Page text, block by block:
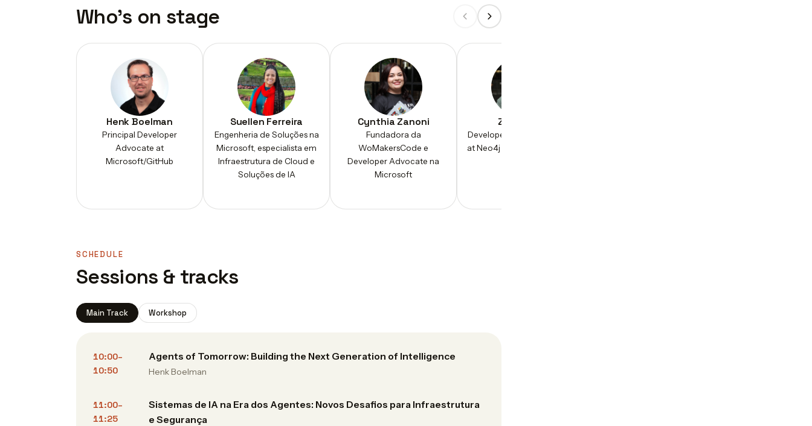
Who's on stage
Henk Boelman
Principal Developer
Advocate at
Microsoft/GitHub
Suellen Ferreira
Engenheria de Soluções na
Microsoft, especialista em
Infraestrutura de Cloud e
Soluções de IA
Cynthia Zanoni
Fundadora da
WoMakersCode e
Developer Advocate na
Microsoft
Zaid Zaim
Developer Advocate EMEA
at Neo4j | Microsoft AI MVP
SCHEDULE
Sessions & tracks
Main Track Workshop
10:00–
10:50
Agents of Tomorrow: Building the Next Generation of Intelligence
Henk Boelman
11:00–
11:25
Sistemas de IA na Era dos Agentes: Novos Desafios para Infraestrutura
e Segurança